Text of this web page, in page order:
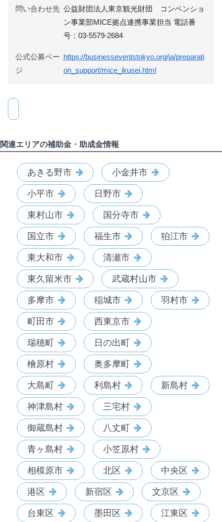
問い合わせ先 公益財団法人東京観光財団 コンベンショ
ン事業部MICE拠点連携事業担当 電話番
号：03-5579-2684
公式公募ペー
ジ
https://businesseventstokyo.org/ja/preparati
on_support/mice_ikusei.html
関連エリアの補助金・助成金情報
あきる野市 小金井市
小平市 日野市
東村山市 国分寺市
国立市 福生市 狛江市
東大和市 清瀬市
東久留米市 武蔵村山市
多摩市 稲城市 羽村市
町田市 西東京市
瑞穂町 日の出町
檜原村 奥多摩町
大島町 利島村 新島村
神津島村 三宅村
御蔵島村 八丈町
青ヶ島村 小笠原村
相模原市 北区 中央区
港区 新宿区 文京区
台東区 墨田区 江東区